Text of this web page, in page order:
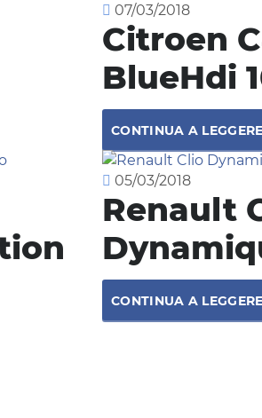
07/03/2018
Citroen
BlueHdi
CONTINUA A LEGGERE
05/03/2018
Renault
CONTINUA A LEGGERE